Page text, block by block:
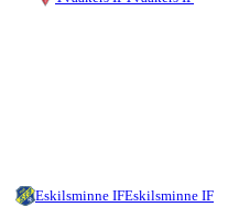
Eskilsminne IFEskilsminne IF